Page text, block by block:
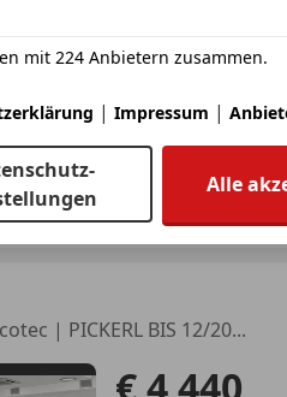
und Ernst GmbH
| PICKERL BIS 12/20...
mit 224 Anbietern zusammen.
| Impressum |
Alle